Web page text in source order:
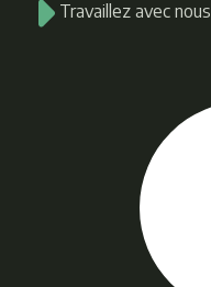
Travaillez avec nous